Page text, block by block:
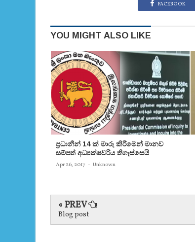
FACEBOOK
YOU MIGHT ALSO LIKE
ප‍්‍රධානීන් 14 ක් මාරු කිරීමෙන් මානව
සම්පත් අධ්‍යක්ෂවරිය තිගැස්සෙයි
Apr 26, 2017 - Unknown
« PREV
Blog post